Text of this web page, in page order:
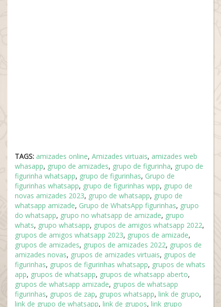
TAGS: amizades online, Amizades virtuais, amizades web
whasapp, grupo de amizades, grupo de figurinha, grupo de
figurinha whatsapp, grupo de figurinhas, Grupo de
figurinhas whatsapp, grupo de figurinhas wpp, grupo de
novas amizades 2023, grupo de whatsapp, grupo de
whatsapp amizade, Grupo de WhatsApp figurinhas, grupo
do whatsapp, grupo no whatsapp de amizade, grupo
whats, grupo whatsapp, grupos de amigos whatsapp 2022,
grupos de amigos whatsapp 2023, grupos de amizade,
grupos de amizades, grupos de amizades 2022, grupos de
amizades novas, grupos de amizades virtuais, grupos de
figurinhas, grupos de figurinhas whatsapp, grupos de whats
app, grupos de whatsapp, grupos de whatsapp aberto,
grupos de whatsapp amizade, grupos de whatsapp
figurinhas, grupos de zap, grupos whatsapp, link de grupo,
link de grupo de whatsapp, link de grupos, link grupo